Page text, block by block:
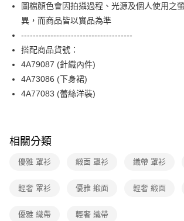
玉山商業銀行
星展（台灣）
台新國際商業銀行
【關於「AFTEE先享後付」】
AFTEE先享後付是「在收到商品之後才付款」的支付方
便利好安心！
１．簡單：不需註冊會員、不需綁卡、不需儲值。
２．便利：只要手機號碼，簡訊認證，即可結帳。
３．安心：先確認商品／服務後，再付款。
【「AFTEE先享後付」結帳流程】
３．收到繳費通知簡訊後14天內，點擊此簡訊中的連結
※ 請注意：結帳手續完成當下不需立刻繳費，但若您
後付繳納相關費用。
客戶支援中心」
https://netprotections.freshdesk.com/
ATM付款
運送方式
全家取貨付款
每筆NT$90，滿NT$3,600(含以上)免運費
每筆NT$90，滿NT$3,600(含以上)免運費
7-11取貨付款
每筆NT$90，滿NT$3,600(含以上)免運費
圖檔顏色會因拍攝過程、光源及個人使用之
異，而商品皆以實品為準
--------------------------------------
搭配商品貨號：
4A79087 (針織內件)
4A73086 (下身裙)
4A77083 (蕾絲洋裝)
相關分類
優雅 罩衫 緞面 罩衫 織帶 罩衫
輕奢 罩衫 優雅 緞面 輕奢 緞面
優雅 織帶 輕奢 織帶